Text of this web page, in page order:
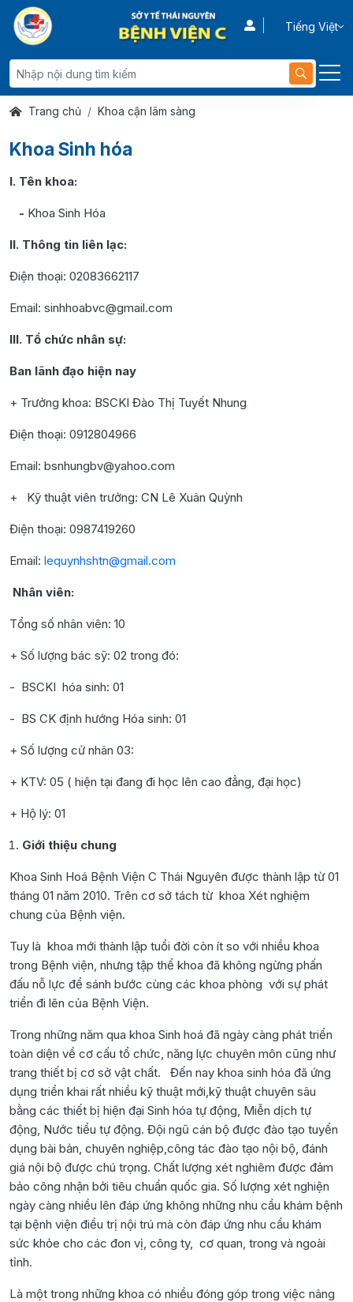
Tiếng Việt
Trang chủ Khoa cận lâm sàng
Khoa Sinh hóa
I. Tên khoa:
- Khoa Sinh Hóa
II. Thông tin liên lạc:
Điện thoại: 02083662117
Email: sinhhoabvc@gmail.com
III. Tổ chức nhân sự:
Ban lãnh đạo hiện nay
+ Trưởng khoa: BSCKI Đào Thị Tuyết Nhung
Điện thoại: 0912804966
Email: bsnhungbv@yahoo.com
+ Kỹ thuật viên trưởng: CN Lê Xuân Quỳnh
Điện thoại: 0987419260
Email: lequynhshtn@gmail.com
Nhân viên:
Tổng số nhân viên: 10
+ Số lượng bác sỹ: 02 trong đó:
- BSCKI hóa sinh: 01
- BS CK định hướng Hóa sinh: 01
+ Số lượng cử nhân 03:
+ KTV: 05 ( hiện tại đang đi học lên cao đẳng, đại học)
+ Hộ lý: 01
Giới thiệu chung
Khoa Sinh Hoá Bệnh Viện C Thái Nguyên được thành lập từ 01
tháng 01 năm 2010. Trên cơ sở tách từ khoa Xét nghiệm
chung của Bệnh viện.
Tuy là khoa mới thành lập tuổi đời còn ít so với nhiều khoa
trong Bệnh viện, nhưng tập thể khoa đã không ngừng phấn
đấu nỗ lực để sánh bước cùng các khoa phòng với sự phát
triển đi lên của Bệnh Viện.
Trong những năm qua khoa Sinh hoá đã ngày càng phát triển
toàn diện về cơ cấu tổ chức, năng lực chuyên môn cũng như
trang thiết bị cơ sở vật chất. Đến nay khoa sinh hóa đã ứng
dụng triển khai rất nhiều kỹ thuật mới,kỹ thuật chuyên sâu
bằng các thiết bị hiện đại Sinh hóa tự động, Miễn dịch tự
động, Nước tiểu tự động. Đội ngũ cán bộ được đào tạo tuyển
dụng bài bản, chuyên nghiệp,công tác đào tạo nội bộ, đánh
giá nội bộ được chú trọng. Chất lượng xét nghiêm được đảm
bảo công nhận bởi tiêu chuẩn quốc gia. Số lượng xét nghiện
ngày càng nhiều lên đáp ứng không những nhu cầu khám bệnh
tại bệnh viện điều trị nội trú mà còn đáp ứng nhu cầu khám
sức khỏe cho các đon vị, công ty, cơ quan, trong và ngoài
tỉnh.
Là một trong những khoa có nhiều đóng góp trong việc nâng